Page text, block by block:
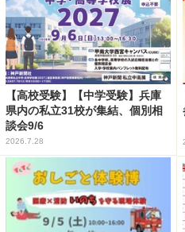
【高校受験】【中学受験】兵庫
県内の私立31校が集結、個別相
談会9/6
2026.7.28